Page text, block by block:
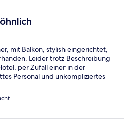
mit Balkon, stylish eingerichtet,
Leider trotz Beschreibung
per Zufall einer in der
Personal und unkompliziertes